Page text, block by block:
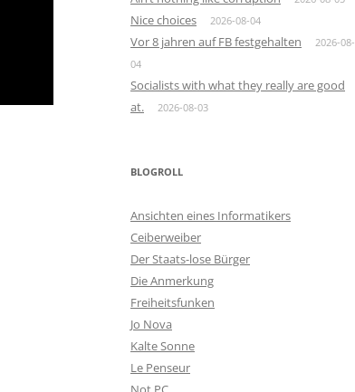
Nice choices 2026-08-04
Vor 8 jahren auf FB festgehalten
2026-08-
04
Socialists with what they really are good
at.
2026-08-03
BLOGROLL
Ansichten eines Informatikers
Ceiberweiber
Der Staats-lose Bürger
Die Anmerkung
Freiheitsfunken
Jo Nova
Kalte Sonne
Le Penseur